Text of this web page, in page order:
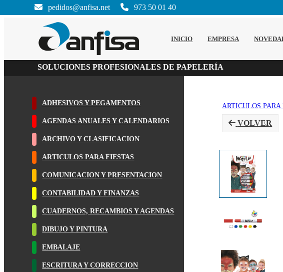
INICIO EMPRESA
SOLUCIONES PROFESIONALES DE PAPELERÍA
pedidos@anfisa.net 973 50 01 40
ADHESIVOS Y PEGAMENTOS
AGENDAS ANUALES Y CALENDARIOS
ARCHIVO Y CLASIFICACION
ARTICULOS PARA FIESTAS
COMUNICACION Y PRESENTACION
CONTABILIDAD Y FINANZAS
CUADERNOS, RECAMBIOS Y AGENDAS
DIBUJO Y PINTURA
EMBALAJE
ESCRITURA Y CORRECCION
ARTICULOS PARA
VOLVER